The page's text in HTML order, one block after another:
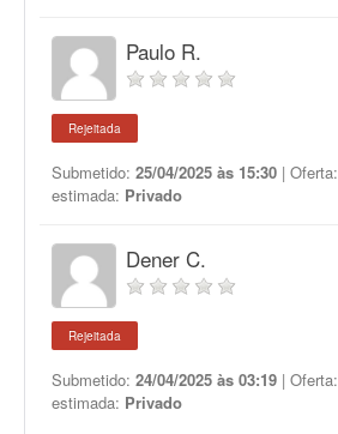
Paulo R.
Rejeitada
Submetido: 25/04/2025 às 15:30 | Oferta:
estimada: Privado
Dener C.
Rejeitada
Submetido: 24/04/2025 às 03:19 | Oferta:
estimada: Privado